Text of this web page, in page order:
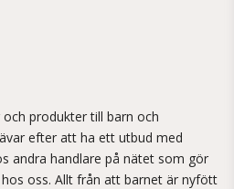
produkter till barn och
efter att ha ett utbud med
andra handlare på nätet som gör
oss. Allt från att barnet är nyfött